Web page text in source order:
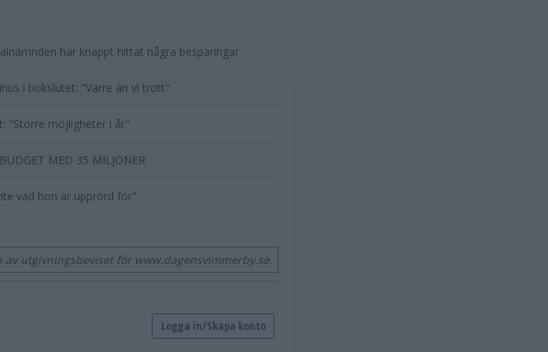
har knappt hittat några besparingar
i bokslutet: "Värre än vi trott"
"Större möjligheter i år"
MED 35 MILJONER
vad hon är upprörd för"
utgivningsbeviset för www.dagensvimmerby.se.